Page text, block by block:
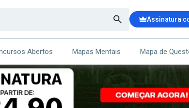
Assinatura
CARRINHO DE
ITENS (00)
Abertos Mapas Mentais Mapa de